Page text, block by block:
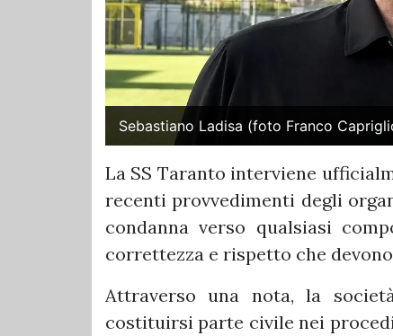
Sebastiano Ladisa (foto Franco
La SS Taranto interviene
recenti provvedimenti degli
condanna verso qualsiasi
correttezza e rispetto che
Attraverso una nota, la
costituirsi parte civile nei